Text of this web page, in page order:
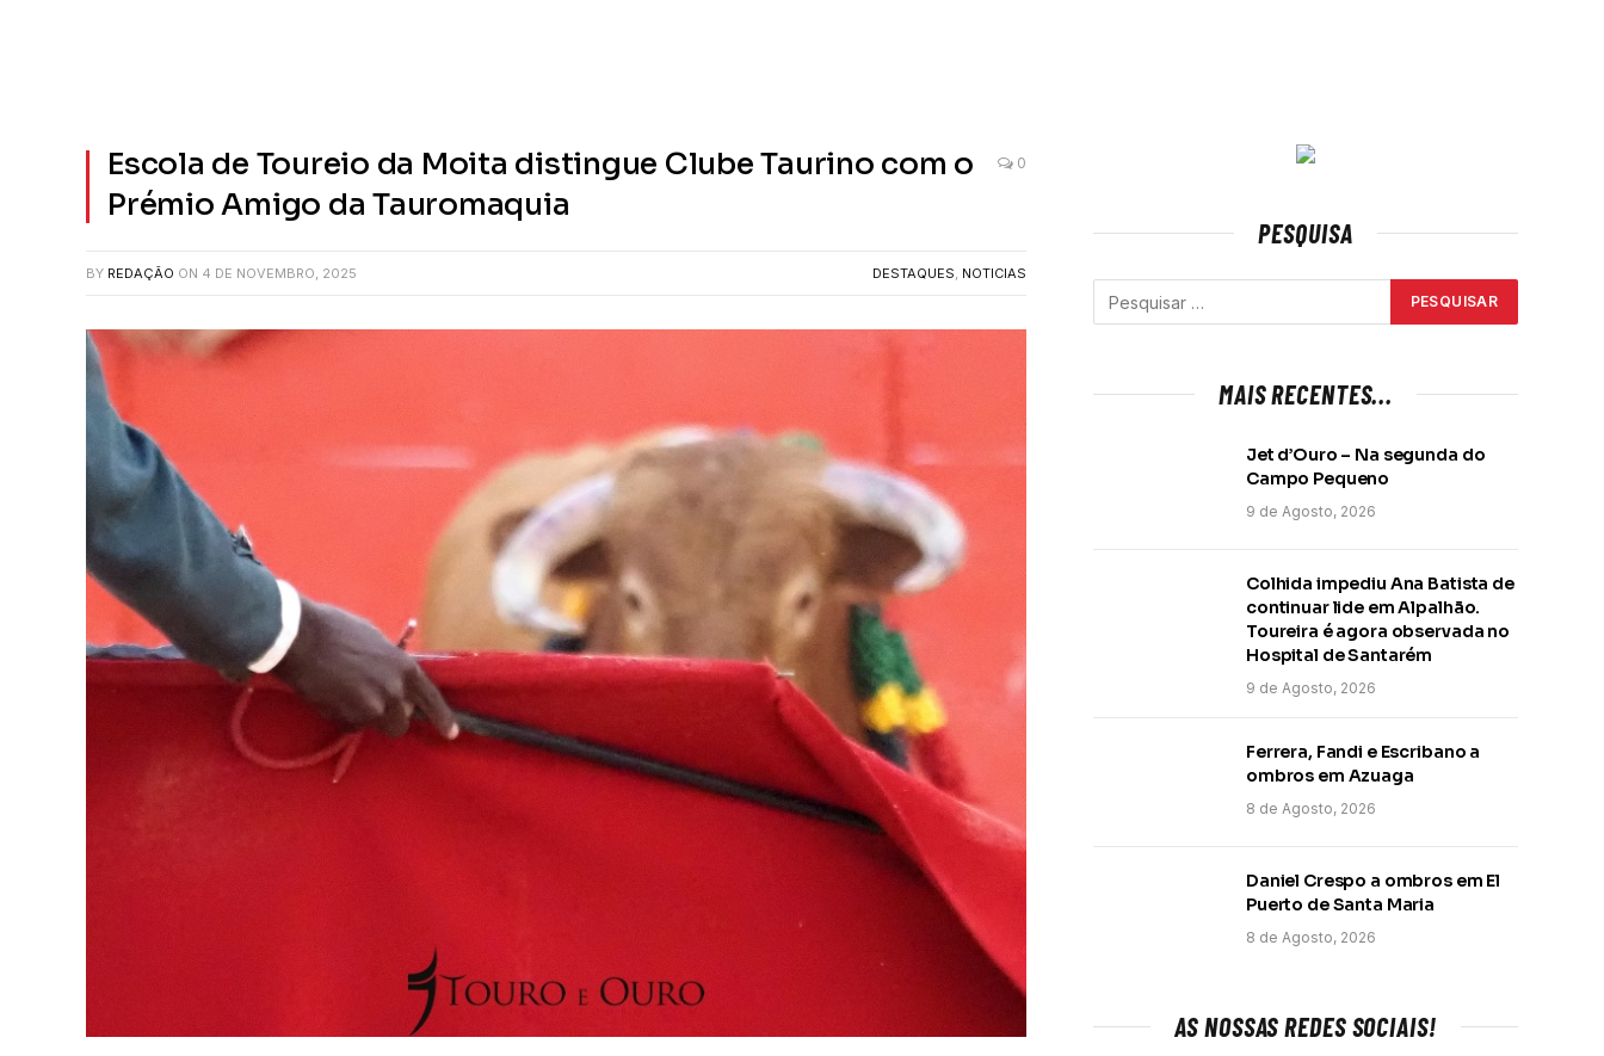
Escola de Toureio da Moita distingue Clube Taurino com o
Prémio Amigo da Tauromaquia
0
BY REDAÇÃO ON 4 DE NOVEMBRO, 2025 DESTAQUES, NOTICIAS
PESQUISA
MAIS RECENTES...
Jet d’Ouro – Na segunda do
Campo Pequeno
9 de Agosto, 2026
Colhida impediu Ana Batista de
continuar lide em Alpalhão.
Toureira é agora observada no
Hospital de Santarém
9 de Agosto, 2026
Ferrera, Fandi e Escribano a
ombros em Azuaga
8 de Agosto, 2026
Daniel Crespo a ombros em El
Puerto de Santa Maria
8 de Agosto, 2026
AS NOSSAS REDES SOCIAIS!